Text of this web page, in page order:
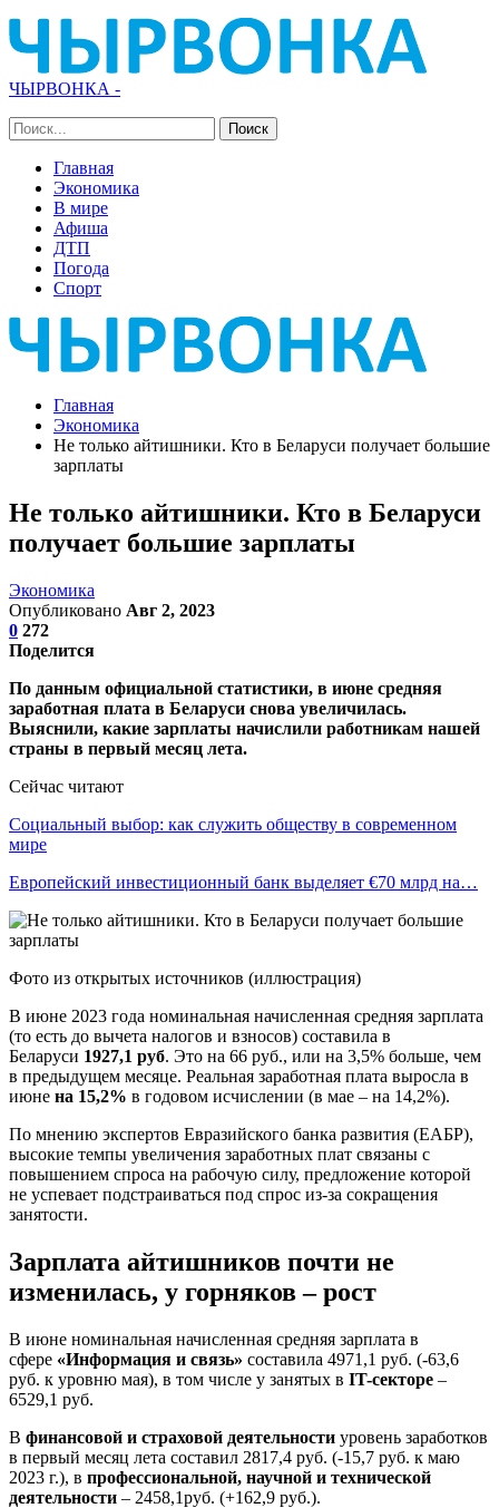
ЧЫРВОНКА -
Главная
Экономика
В мире
Афиша
ДТП
Погода
Спорт
Главная
Экономика
Не только айтишники. Кто в Беларуси получает большие
зарплаты
Не только айтишники. Кто в Беларуси
получает большие зарплаты
Экономика
Опубликовано Авг 2, 2023
0 272
Поделится
По данным официальной статистики, в июне средняя
заработная плата в Беларуси снова увеличилась.
Выяснили, какие зарплаты начислили работникам нашей
страны в первый месяц лета.
Сейчас читают
Социальный выбор: как служить обществу в современном
мире
Европейский инвестиционный банк выделяет €70 млрд на…
Фото из открытых источников (иллюстрация)
В июне 2023 года номинальная начисленная средняя зарплата
(то есть до вычета налогов и взносов) составила в
Беларуси 1927,1 руб. Это на 66 руб., или на 3,5% больше, чем
в предыдущем месяце. Реальная заработная плата выросла в
июне на 15,2% в годовом исчислении (в мае – на 14,2%).
По мнению экспертов Евразийского банка развития (ЕАБР),
высокие темпы увеличения заработных плат связаны с
повышением спроса на рабочую силу, предложение которой
не успевает подстраиваться под спрос из-за сокращения
занятости.
Зарплата айтишников почти не
изменилась, у горняков – рост
В июне номинальная начисленная средняя зарплата в
сфере «Информация и связь» составила 4971,1 руб. (-63,6
руб. к уровню мая), в том числе у занятых в IT-секторе –
6529,1 руб.
В финансовой и страховой деятельности уровень заработков
в первый месяц лета составил 2817,4 руб. (-15,7 руб. к маю
2023 г.), в профессиональной, научной и технической
деятельности – 2458,1руб. (+162,9 руб.).